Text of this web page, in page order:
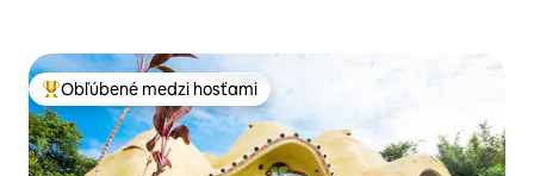
Najobľúbenejšie medzi hosťami
Obľúbené medzi hosťami